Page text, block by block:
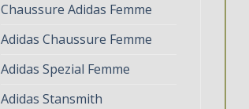
Chaussure Adidas Femme
Adidas Chaussure Femme
Adidas Spezial Femme
Adidas Stansmith